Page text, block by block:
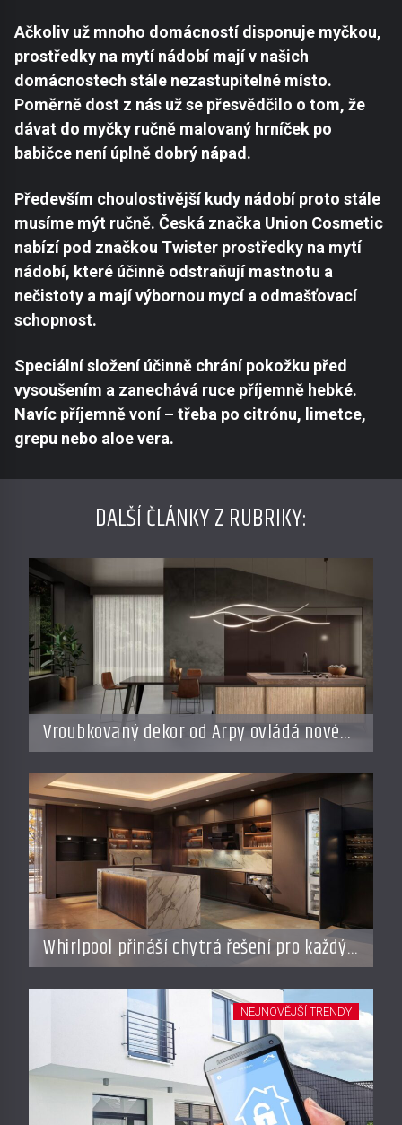
Ačkoliv už mnoho domácností disponuje myčkou,
prostředky na mytí nádobí mají v našich
domácnostech stále nezastupitelné místo.
Poměrně dost z nás už se přesvědčilo o tom, že
dávat do myčky ručně malovaný hrníček po
babičce není úplně dobrý nápad.
Především choulostivější kudy nádobí proto stále
musíme mýt ručně. Česká značka Union Cosmetic
nabízí pod značkou Twister prostředky na mytí
nádobí, které účinně odstraňují mastnotu a
nečistoty a mají výbornou mycí a odmašťovací
schopnost.
Speciální složení účinně chrání pokožku před
vysoušením a zanechává ruce příjemně hebké.
Navíc příjemně voní – třeba po citrónu, limetce,
grepu nebo aloe vera.
DALŠÍ ČLÁNKY Z RUBRIKY:
Vroubkovaný dekor od Arpy ovládá nové
interiéry
Whirlpool přináší chytrá řešení pro každý
styl vaření
NEJNOVĚJŠÍ TRENDY